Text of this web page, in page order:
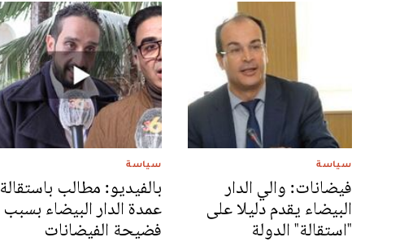
سياسة
فيضانات: والي الدار
البيضاء يقدم دليلا على
"استقالة" الدولة
سياسة
بالفيديو: مطالب باستقالة
عمدة الدار البيضاء بسبب
فضيحة الفيضانات